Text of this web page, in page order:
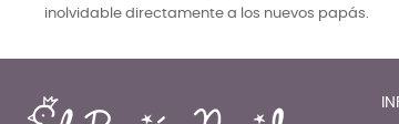
inolvidable directamente a los nuevos papás.